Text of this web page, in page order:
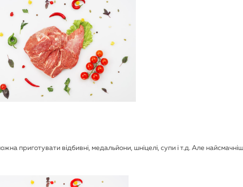
приготувати відбивні, медальйони, шніцелі, супи і т.д. Але